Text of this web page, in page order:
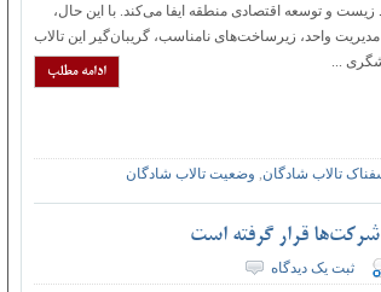
و توسعه اقتصادی منطقه ایفا می‌کند. با این حال،
واحد، زیرساخت‌های نامناسب، گریبان‌گیر این تالاب
...
ادامه مطلب
تالاب شادگان, وضعیت تالاب شادگان
قرار گرفته است
ثبت یک دیدگاه